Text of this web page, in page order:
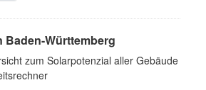
Baden-Württemberg
zum Solarpotenzial aller Gebäude